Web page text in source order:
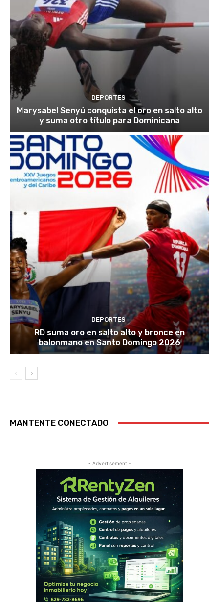
DEPORTES
Marysabel Senyú conquista el oro en salto alto
y suma otro título para Dominicana
DEPORTES
RD suma oro en salto alto y bronce en
balonmano en Santo Domingo 2026
MANTENTE CONECTADO
- Advertisement -